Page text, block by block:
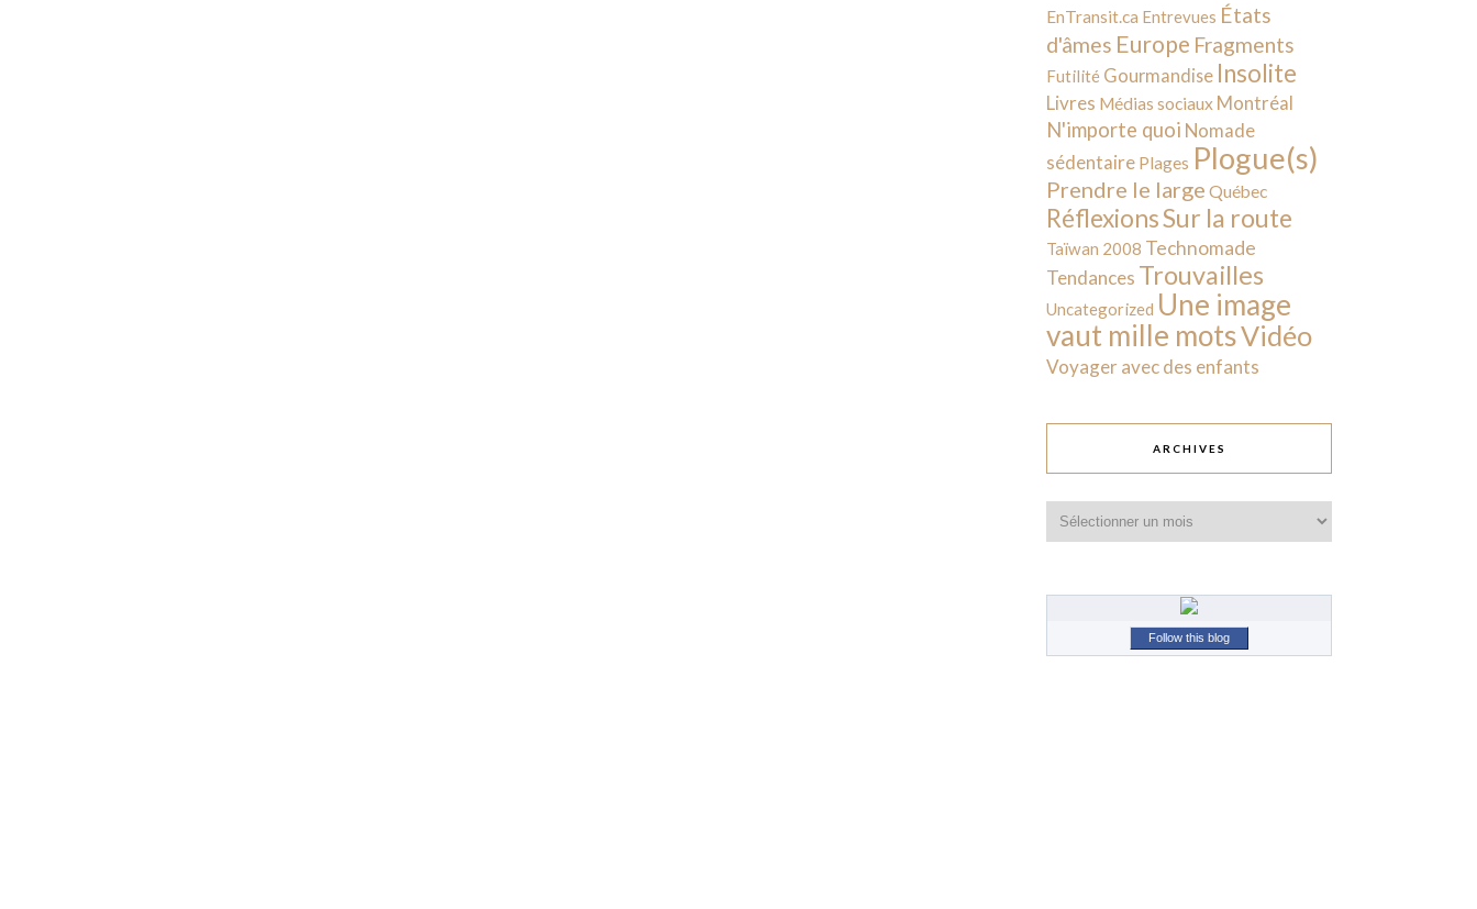
EnTransit.ca Entrevues États
d'âmes Europe Fragments
Futilité Gourmandise Insolite
Livres Médias sociaux Montréal
N'importe quoi Nomade
sédentaire Plages Plogue(s)
Prendre le large Québec
RéflexionsSur la route
Taïwan 2008 Technomade
Tendances Trouvailles
Uncategorized Une image
vaut mille motsVidéo
Voyager avec des enfants
ARCHIVES
Follow this blog